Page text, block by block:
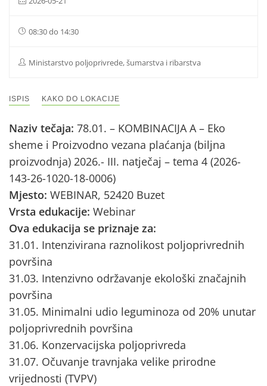
08:30 do 14:30
Ministarstvo poljoprivrede, šumarstva i ribarstva
ISPIS KAKO DO LOKACIJE
Naziv tečaja: 78.01. – KOMBINACIJA A – Eko
sheme i Proizvodno vezana plaćanja (biljna
proizvodnja) 2026.- III. natječaj – tema 4 (2026-
143-26-1020-18-0006)
Mjesto: WEBINAR, 52420 Buzet
Vrsta edukacije: Webinar
Ova edukacija se priznaje za:
31.01. Intenzivirana raznolikost poljoprivrednih
površina
31.03. Intenzivno održavanje ekološki značajnih
površina
31.05. Minimalni udio leguminoza od 20% unutar
poljoprivrednih površina
31.06. Konzervacijska poljoprivreda
31.07. Očuvanje travnjaka velike prirodne
vrijednosti (TVPV)